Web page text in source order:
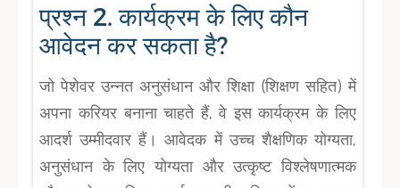
प्रश्न 2. कार्यक्रम के लिए कौन
आवेदन कर सकता है?
जो पेशेवर उन्नत अनुसंधान और शिक्षा (शिक्षण सहित) में
अपना करियर बनाना चाहते हैं, वे इस कार्यक्रम के लिए
आदर्श उम्मीदवार हैं। आवेदक में उच्च शैक्षणिक योग्यता,
अनुसंधान के लिए योग्यता और उत्कृष्ट विश्लेषणात्मक